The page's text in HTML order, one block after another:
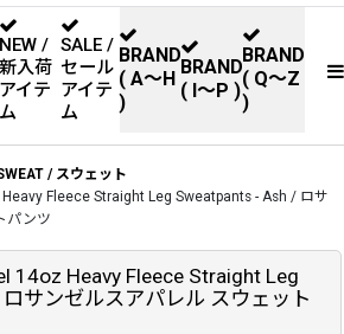
NEW /
新入荷
アイテ
ム
SALE /
セール
アイテ
ム
BRAND
( A〜H
)
BRAND
( I〜P )
BRAND
( Q〜Z
)
/ スウェット
Fleece Straight Leg Sweatpants - Ash / ロサ
パンツ
14oz Heavy Fleece Straight Leg
サンゼルスアパレル スウェット